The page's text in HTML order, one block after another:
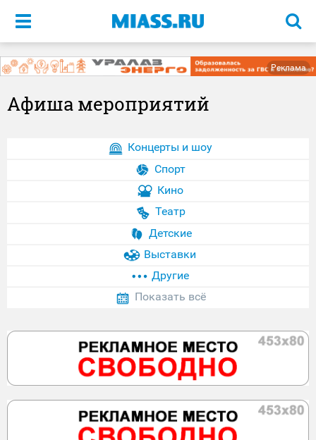
Меню
Реклама
Афиша мероприятий
Концерты и шоу
Спорт
Кино
Театр
Детские
Выставки
Другие
Показать всё